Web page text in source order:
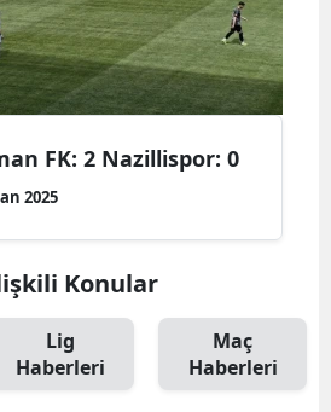
TFF 2. lig: Karaman FK: 2 Nazillispor: 0
2025
Konular
Lig
Haberleri
Maç
Haberleri